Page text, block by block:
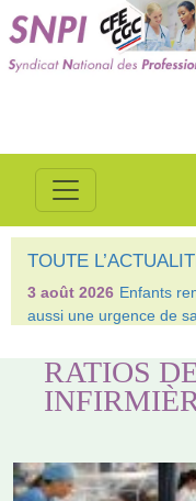
TOUTE
3 août 2026 Enfants
aussi une urgence de
RATIOS